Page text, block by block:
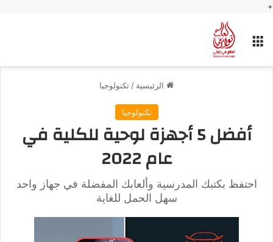
+
القائمة
الرئيسية / تكنولوجيا
تكنولوجيا
أفضل 5 أجهزة لوحية للكلية في
عام 2022
احتفظ بكتبك المدرسية وألعابك المفضلة في جهاز واحد
سهل الحمل للغاية